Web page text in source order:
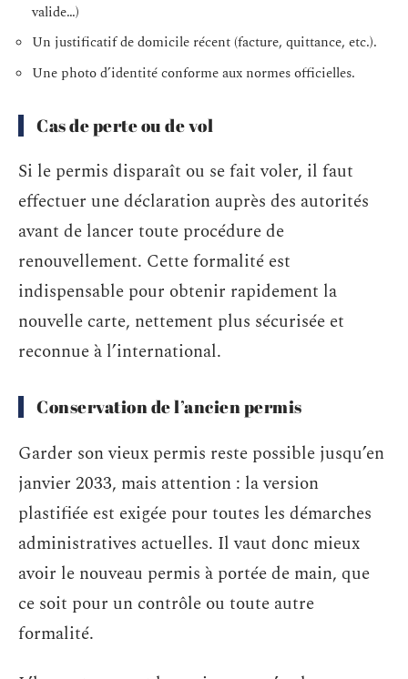
valide…)
Un justificatif de domicile récent (facture, quittance, etc.).
Une photo d’identité conforme aux normes officielles.
Cas de perte ou de vol
Si le permis disparaît ou se fait voler, il faut
effectuer une déclaration auprès des autorités
avant de lancer toute procédure de
renouvellement. Cette formalité est
indispensable pour obtenir rapidement la
nouvelle carte, nettement plus sécurisée et
reconnue à l’international.
Conservation de l’ancien permis
Garder son vieux permis reste possible jusqu’en
janvier 2033, mais attention : la version
plastifiée est exigée pour toutes les démarches
administratives actuelles. Il vaut donc mieux
avoir le nouveau permis à portée de main, que
ce soit pour un contrôle ou toute autre
formalité.